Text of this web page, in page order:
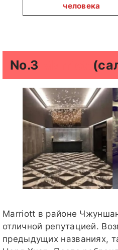
человека
No.3
Marriott в районе
отличной репутацией.
предыдущих названиях,